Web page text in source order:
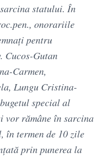
statului. În
onorariile
pentru
Cucos-Gutan
Carmen,
Lungu Cristina-
special al
vor rămâne în sarcina
în termen de 10 zile
prin punerea la